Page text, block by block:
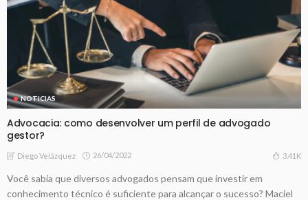
NOTICIAS
Advocacia: como desenvolver um perfil de advogado
gestor?
Diego Velázquez 26/04/2022 3.41K
Você sabia que diversos advogados pensam que investir em
conhecimento técnico é suficiente para alcançar o sucesso? Maciel